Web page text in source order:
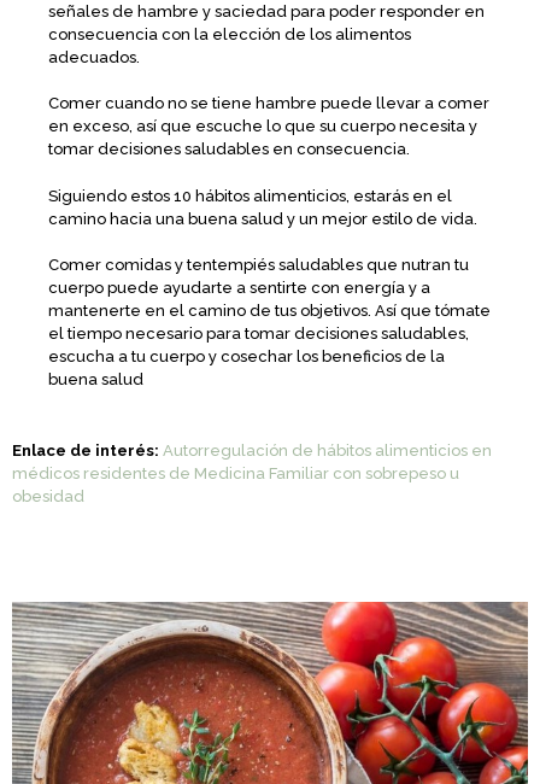
señales de hambre y saciedad para poder responder en
consecuencia con la elección de los alimentos
adecuados.
Comer cuando no se tiene hambre puede llevar a comer
en exceso, así que escuche lo que su cuerpo necesita y
tomar decisiones saludables en consecuencia.
Siguiendo estos 10 hábitos alimenticios, estarás en el
camino hacia una buena salud y un mejor estilo de vida.
Comer comidas y tentempiés saludables que nutran tu
cuerpo puede ayudarte a sentirte con energía y a
mantenerte en el camino de tus objetivos. Así que tómate
el tiempo necesario para tomar decisiones saludables,
escucha a tu cuerpo y cosechar los beneficios de la
buena salud
Enlace de interés: Autorregulación de hábitos alimenticios en
médicos residentes de Medicina Familiar con sobrepeso u
obesidad